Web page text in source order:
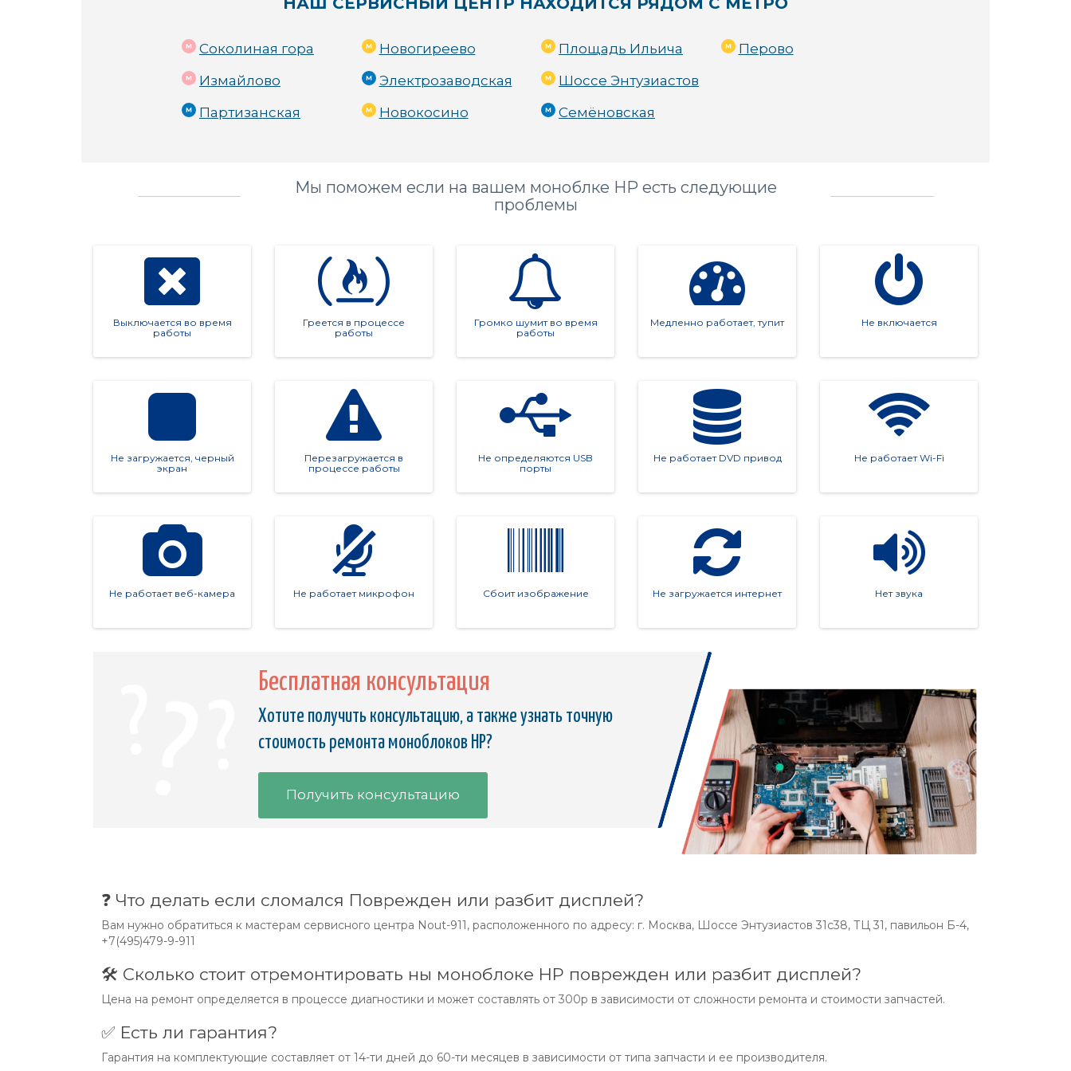
Соколиная гора
Измайлово
Партизанская
Новогиреево
Электрозаводская
Новокосино
Площадь Ильича
Шоссе Энтузиастов
Семёновская
Перово
Мы поможем если на вашем моноблке HP есть следующие
проблемы
Выключается во время
работы
Греется в процессе
работы
Громко шумит во время
работы
Медленно работает, тупит Не включается
Не загружается, черный
экран
Перезагружается в
процессе работы
Не определяются USB
порты
Не работает DVD привод Не работает Wi-Fi
Не работает веб-камера Не работает микрофон Сбоит изображение Не загружается интернет Нет звука
Бесплатная консультация
Хотите получить консультацию, а также узнать точную
стоимость ремонта моноблоков HP?
Получить консультацию
❓ Что делать если сломался Поврежден или разбит дисплей?
Вам нужно обратиться к мастерам сервисного центра Nout-911, расположенного по адресу: г. Москва, Шоссе Энтузиастов 31с38, ТЦ 31, павильон Б-4,
+7(495)479-9-911
🛠 Сколько стоит отремонтировать ны моноблоке HP поврежден или разбит дисплей?
Цена на ремонт определяется в процессе диагностики и может составлять от 300р в зависимости от сложности ремонта и стоимости запчастей.
✅ Есть ли гарантия?
Гарантия на комплектующие составляет от 14-ти дней до 60-ти месяцев в зависимости от типа запчасти и ее производителя.